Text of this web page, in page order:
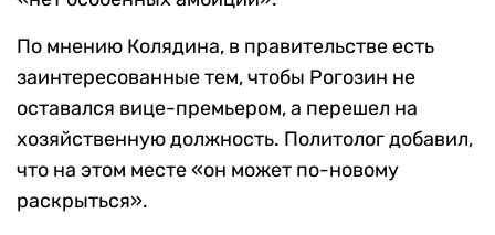
По мнению Колядина, в правительстве есть
заинтересованные тем, чтобы Рогозин не
оставался вице-премьером, а перешел на
хозяйственную должность. Политолог добавил,
что на этом месте «он может по-новому
раскрыться».